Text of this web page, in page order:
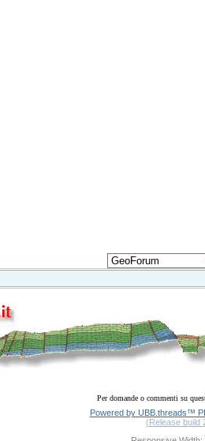
Per domande o commenti su
Powered by UBB.threads™
(Release build